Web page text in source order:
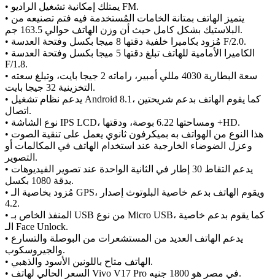
• يمتلك إمكانية تشغيل الراديو FM.
• يتميز الهاتف بمتانة الخامات المُستخدمة فيه فتم تصنيعه من
البلاستيك بشكل كامل حيث أن وزن الهاتف حوالي 163.5 جم.
• مُزود بكاميرا خلفية دقتها 8 ميجا بكسل وفتحة العدسة F/2.0.
• الكاميرا الأمامية للهاتف تبلغ دقتها 5 ميجا بكسل وفتحة العدسة
F/1.8.
• سعة البطارية 4030 مللي أمبير، راماته 2 جيجا بايت، وتبلغ سعته
التخزينية 32 جيجا بايت.
• يدعم نظام تشغيل Android 8.1، كما يقوم الهاتف بدعم شريحتين
اتصال.
• نوع الشاشة IPS LCD، ومساحتها 6.22 بوصة، ودقتها +HD.
• هذا النوع من الهواتف به بميكرفون ثانوي يعمل على تنقية الصوت
وعزل الضوضاء الخارجية عند استخدام الهاتف في المكالمات أو
التصوير.
• يدعم التقاط 30 إطار في الثانية الواحدة عند تصوير الفيديوهات
بدقة 1080 بكسل.
• مُزود بخاصية الـ GPS، ويقوم الهاتف بدعم خاصية البلوتوث إصدار
4.2.
• المنفذ الخاص بـ USB من نوع Micro USB، كما يقوم بدعم خاصية
الـ Face Unlock.
• يدعم الهاتف العديد من المستشعرات من البوصلة والتسارع
والجيروسكوب.
• الهاتف متاح باللونين الأسود والذهبي.
• السعر الحالي لهاتف Vivo V17 Pro في مصر هو 1800 جنيه.